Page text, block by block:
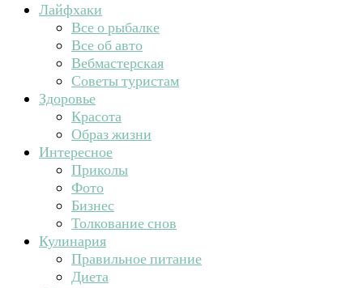
Лайфхаки
Все о рыбалке
Все об авто
Вебмастерская
Советы туристам
Здоровье
Красота
Образ жизни
Интересное
Приколы
Фото
Бизнес
Толкование снов
Кулинария
Правильное питание
Диета